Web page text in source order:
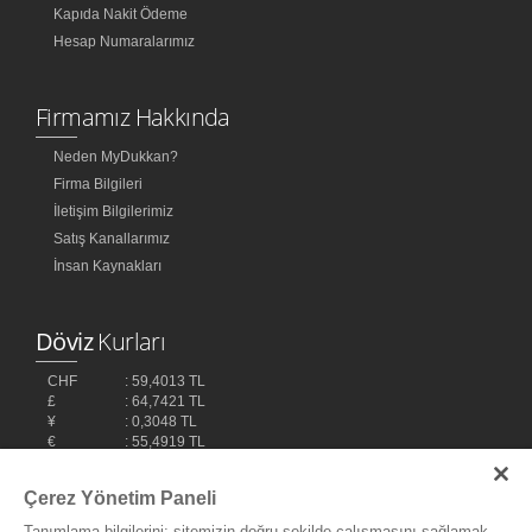
Kapıda Nakit Ödeme
Hesap Numaralarımız
Firmamız Hakkında
Neden MyDukkan?
Firma Bilgileri
İletişim Bilgilerimiz
Satış Kanallarımız
İnsan Kaynakları
DövizKurları
CHF
: 59,4013 TL
£
: 64,7421 TL
¥
: 0,3048 TL
€
: 55,4919 TL
Çerez Yönetim Paneli